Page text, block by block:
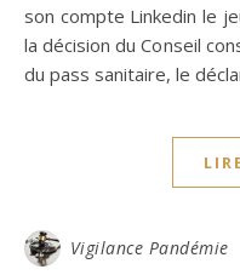
son compte Linkedin le
la décision du Conseil
du pass sanitaire, le
Vigilance Pandémie